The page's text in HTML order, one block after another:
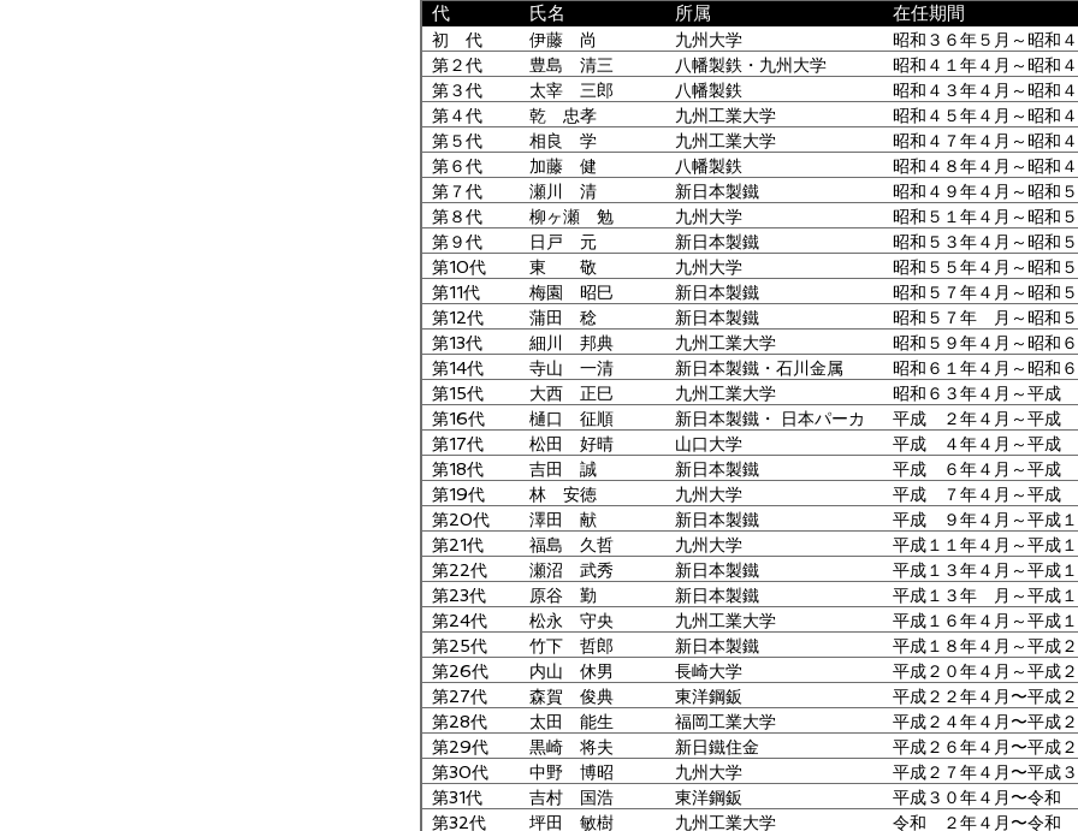
代 氏名 所属 在任期間
初 代 伊藤 尚 九州大学
昭和３６年５月～昭和
第２代
豊島 清三 八幡製鉄・九州大学
昭和４１年４月～昭和
第３代
太宰 三郎 八幡製鉄
昭和４３年４月～昭和
第４代
乾 忠孝 九州工業大学
昭和４５年４月～昭和
第５代
相良 学 九州工業大学
昭和４７年４月～昭和
第６代
加藤 健 八幡製鉄
昭和４８年４月～昭和
第７代
瀬川 清 新日本製鐵
昭和４９年４月～昭和
第８代
柳ヶ瀬 勉 九州大学
昭和５１年４月～昭和
第９代
日戸 元 新日本製鐵
昭和５３年４月～昭和
第10代
東 敬 九州大学
昭和５５年４月～昭和
第11代
梅園 昭巳 新日本製鐵
昭和５７年４月～昭
第12代
蒲田 稔 新日本製鐵
昭和５７年 月～昭和
第13代
細川 邦典 九州工業大学
昭和５９年４月～昭和
第14代
寺山 一清 新日本製鐵・石川金属
昭和６１年４月～昭和
第15代
大西 正巳 九州工業大学
昭和６３年４月～平成
第16代
樋口 征順
新日本製鐵・ 日本パーカ
ライジング
平成 ２年４月～平成
第17代
松田 好晴 山口大学
平成 ４年４月～平成
第18代
吉田 誠 新日本製鐵
平成 ６年４月～平成
第19代
林 安徳 九州大学
平成 ７年４月～平成
第20代
澤田 献 新日本製鐵
平成 ９年４月～平成
第21代
福島 久哲 九州大学
平成１１年４月～平成
第22代
瀬沼 武秀 新日本製鐵
平成１３年４月～平
第23代
原谷 勤 新日本製鐵
平成１３年 月～平成
第24代
松永 守央 九州工業大学
平成１６年４月～平成
第25代
竹下 哲郎 新日本製鐵
平成１８年４月～平成
第26代
内山 休男 長崎大学
平成２０年４月～平成
第27代
森賀 俊典 東洋鋼鈑
平成２２年４月〜平成
第28代
太田 能生 福岡工業大学
平成２４年４月〜平成
第29代
黒崎 将夫 新日鐵住金
平成２６年４月〜平成
第30代
中野 博昭 九州大学
平成２７年４月〜平成
第31代
吉村 国浩 東洋鋼鈑
平成３０年４月〜令和
第32代
坪田 敏樹 九州工業大学
令和 ２年４月〜令和